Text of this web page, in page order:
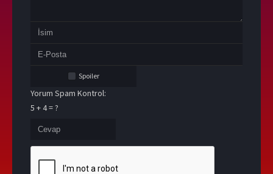
Spoiler
Yorum Spam Kontrol:
5 + 4 = ?